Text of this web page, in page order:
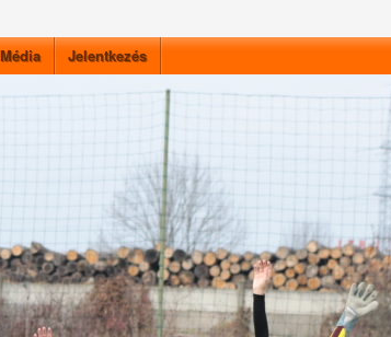
Média Jelentkezés